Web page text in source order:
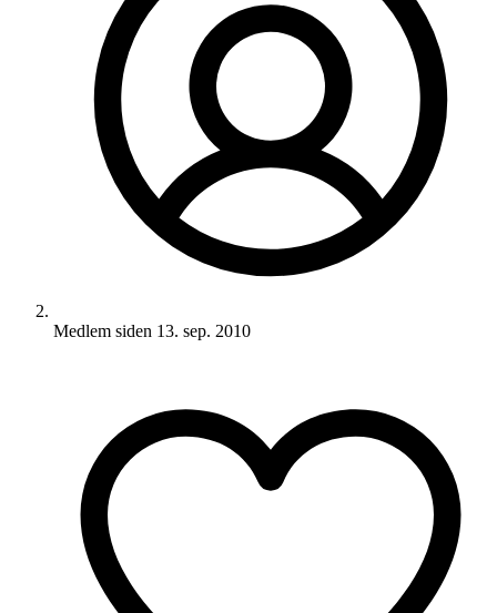
Medlem siden 13. sep. 2010